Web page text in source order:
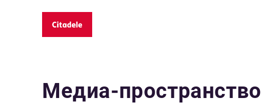
Медиа-пространство